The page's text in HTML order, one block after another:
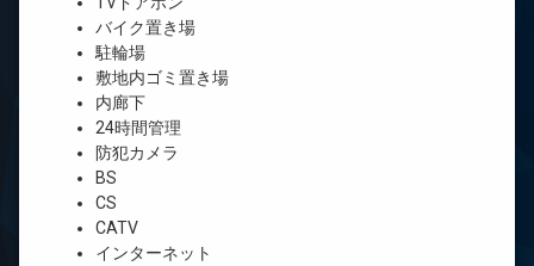
バイク置き場
駐輪場
敷地内ゴミ置き場
内廊下
24時間管理
防犯カメラ
BS
CS
CATV
インターネット